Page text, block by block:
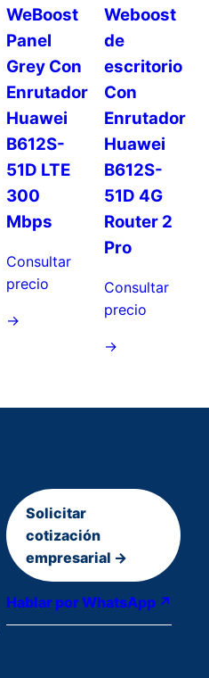
WeBoost
Panel
Grey Con
Enrutador
Huawei
B612S-
51D LTE
300
Mbps
Consultar
precio
→
Weboost
de
escritorio
Con
Enrutador
Huawei
B612S-
51D 4G
Router 2
Pro
Consultar
precio
→
Solicitar
cotización
empresarial →
Hablar por WhatsApp ↗